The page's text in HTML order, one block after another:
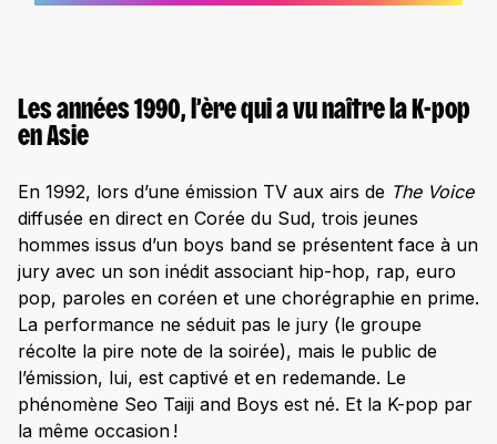
Les années 1990, l’ère qui a vu naître la K-pop
en Asie
En 1992, lors d’une émission TV aux airs de The Voice
diffusée en direct en Corée du Sud, trois jeunes
hommes issus d’un boys band se présentent face à un
jury avec un son inédit associant hip-hop, rap, euro
pop, paroles en coréen et une chorégraphie en prime.
La performance ne séduit pas le jury (le groupe
récolte la pire note de la soirée), mais le public de
l’émission, lui, est captivé et en redemande. Le
phénomène Seo Taiji and Boys est né. Et la K-pop par
la même occasion !